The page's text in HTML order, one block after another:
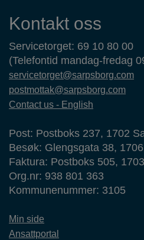
Kontakt oss
Servicetorget: 69 10 80 00
(Telefontid mandag-fredag
servicetorget@sarpsborg.com
postmottak@sarpsborg.com
Contact us - English
Post: Postboks 237, 1702
Besøk: Glengsgata 38,
Faktura: Postboks 505,
Org.nr: 938 801 363
Kommunenummer: 3105
Min side
Ansattportal